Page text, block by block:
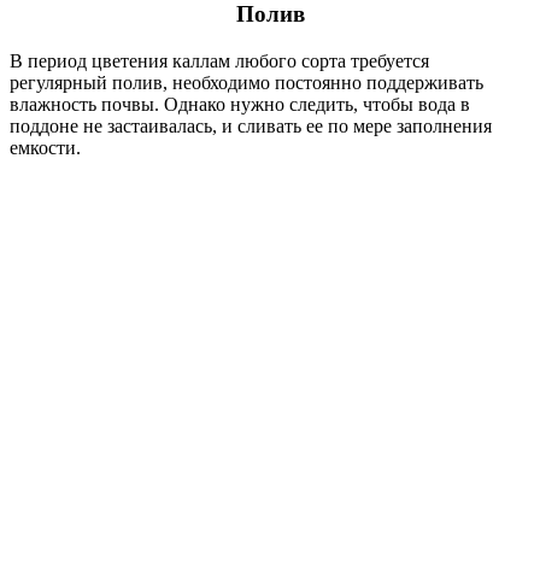
Полив
В период цветения каллам любого сорта требуется
регулярный полив, необходимо постоянно поддерживать
влажность почвы. Однако нужно следить, чтобы вода в
поддоне не застаивалась, и сливать ее по мере заполнения
емкости.